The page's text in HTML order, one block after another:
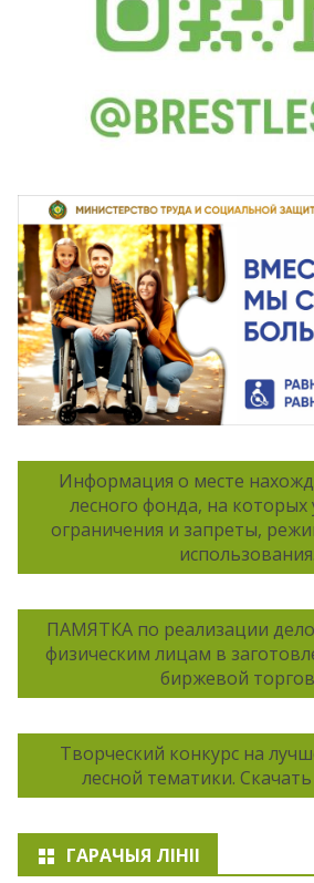
Информация о месте
лесного фонда, на которых установлены
ограничения и запреты,
использования.
ПАМЯТКА по реализации
физическим лицам в
биржевой
Творческий конкурс на
лесной тематики.
ГАРАЧЫЯ ЛІНІІ